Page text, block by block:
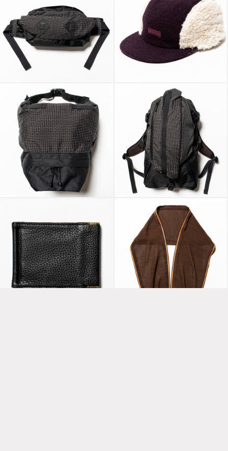
X-Pac™/Spectra®
“Retrofitted”
Retro Fleece Melton
X-Pac™/Spectra®
“Lid”
X-Pac™/Spectra®
“Outside”
Leather Money Clip
Slit Knit Unit Stole